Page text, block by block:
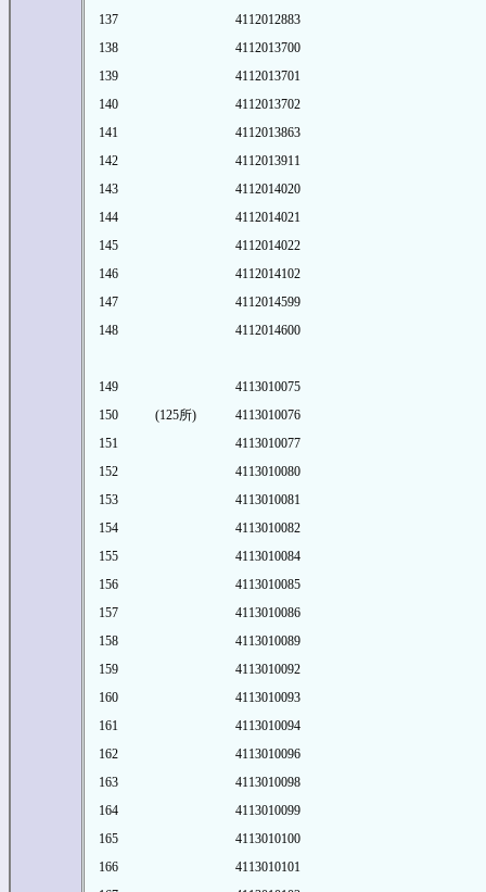
137
4112012883
138
4112013700
139
4112013701
140
4112013702
141
4112013863
142
4112013911
143
4112014020
144
4112014021
145
4112014022
146
4112014102
147
4112014599
148
4112014600
149
4113010075
150
(125所)
4113010076
151
4113010077
152
4113010080
153
4113010081
154
4113010082
155
4113010084
156
4113010085
157
4113010086
158
4113010089
159
4113010092
160
4113010093
161
4113010094
162
4113010096
163
4113010098
164
4113010099
165
4113010100
166
4113010101